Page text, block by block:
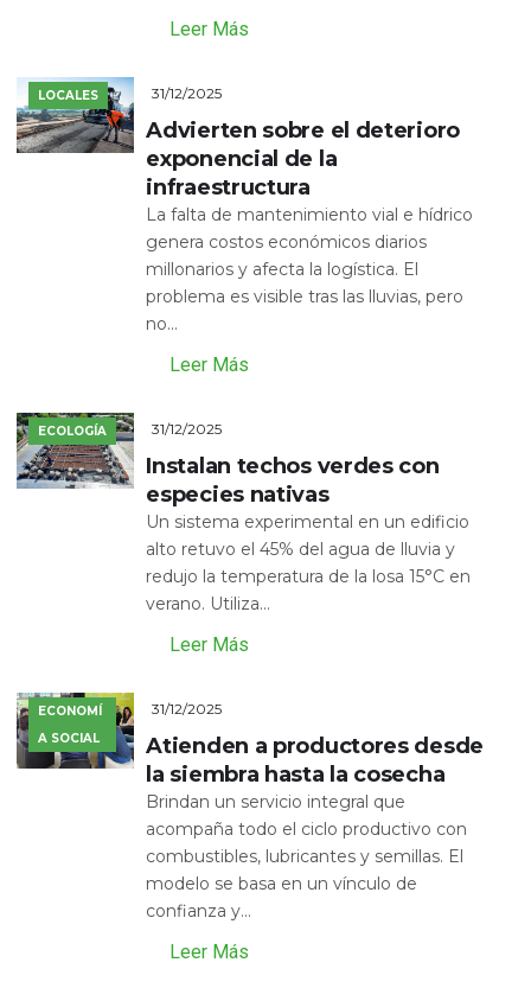
Leer Más
LOCALES 31/12/2025
Advierten sobre el deterioro
exponencial de la
infraestructura
La falta de mantenimiento vial e hídrico
genera costos económicos diarios
millonarios y afecta la logística. El
problema es visible tras las lluvias, pero
no...
Leer Más
ECOLOGÍA 31/12/2025
Instalan techos verdes con
especies nativas
Un sistema experimental en un edificio
alto retuvo el 45% del agua de lluvia y
redujo la temperatura de la losa 15°C en
verano. Utiliza...
Leer Más
ECONOMÍ
A SOCIAL
31/12/2025
Atienden a productores desde
la siembra hasta la cosecha
Brindan un servicio integral que
acompaña todo el ciclo productivo con
combustibles, lubricantes y semillas. El
modelo se basa en un vínculo de
confianza y...
Leer Más